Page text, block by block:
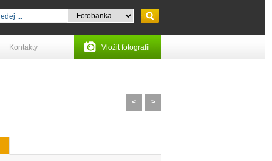
Kontakty Vložit fotografii
< >